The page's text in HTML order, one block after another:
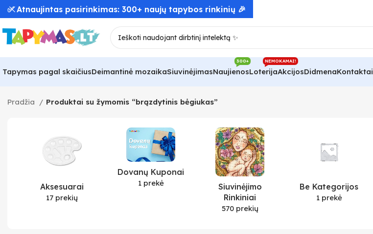
Tapymas pagal skaičiusDeimantinė mozaikaSiuvinėjimasNaujienos
300+
Loterija
NEMOKAMAI!
AkcijosDidmenaKontaktai
Pradžia Produktai su žymomis “brązdytinis bėgiukas”
Aksesuarai
17 prekių
Dovanų Kuponai
1 prekė
Siuvinėjimo
Rinkiniai
570 prekių
Be Kategorijos
1 prekė
✅ Atnaujintas pasirinkimas: 300+ naujų tapybos rinkinių 🎉